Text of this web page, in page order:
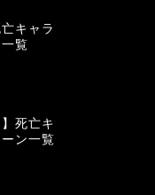
キャラ
覧
死亡キ
ン一覧